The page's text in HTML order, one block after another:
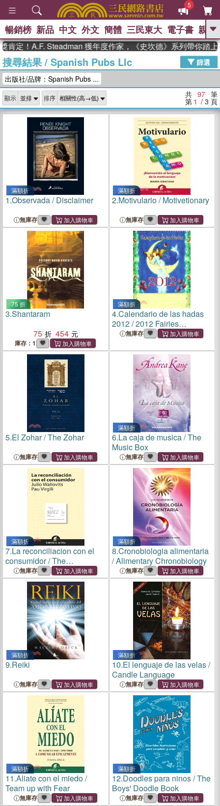
5
GO
熱搜： 東野圭吾 高希均教授回憶錄
、 The Odyssey 、 父親節 、 如果歷
史是一群喵
獎 臺灣漫遊錄 、 方念華 、 台灣的李
登輝時代
數學女孩：黎曼猜想 、
偉大的迷走神經
暢銷榜 新品 中文 外文 簡體 三民東大 電子書 親子
A.F. Steadman 獲年度作家，《史坎德》系列帶你踏上熱血
搜尋結果/ Spanish Pubs Llc
篩選
出版社/品牌：Spanish Pubs ...
顯示 排序 共 97 筆
第 1 / 3 頁
滿額折
1.Observada / Disclaimer
無庫存
滿額折
2.Motivulario / Motivetionary
無庫存
75 折
3.Shantaram
75
454
庫存：1
滿額折
4.Calendario de las hadas
2012 / 2012 Fairies
Calendar
無庫存
5.El Zohar / The Zohar
無庫存
滿額折
6.La caja de musica / The
Music Box
無庫存
滿額折
7.La reconciliacion con el
consumidor / The
Reconciliation
無庫存
滿額折
8.Cronobiologia alimentaria
/ Alimentary Chronobiology
無庫存
滿額折
9.Reiki
無庫存
滿額折
10.El lenguaje de las velas /
Candle Language
無庫存
滿額折
11.Aliate con el miedo /
Team up with Fear
無庫存
滿額折
12.Doodles para ninos / The
Boys' Doodle Book
無庫存